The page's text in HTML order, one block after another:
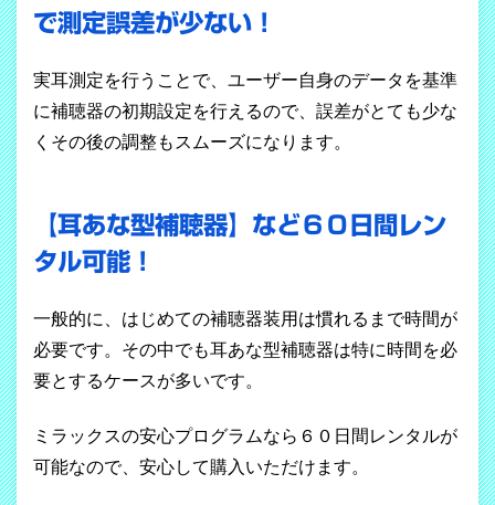
で測定誤差が少ない！
実耳測定を行うことで、ユーザー自身のデータを基準
に補聴器の初期設定を行えるので、誤差がとても少な
くその後の調整もスムーズになります。
【耳あな型補聴器】など６０日間レン
タル可能！
一般的に、はじめての補聴器装用は慣れるまで時間が
必要です。その中でも耳あな型補聴器は特に時間を必
要とするケースが多いです。
ミラックスの安心プログラムなら６０日間レンタルが
可能なので、安心して購入いただけます。